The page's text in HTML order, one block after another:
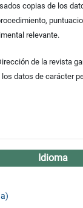
copias de los
relevante.
de la revista
datos de carácter
Idioma